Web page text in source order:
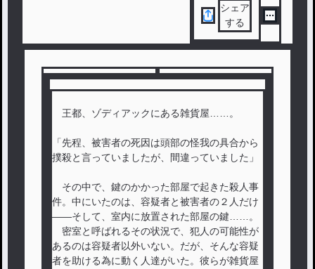
シェア
する
王都、ゾディアックにある雑貨屋……。
「先程、被害者の死因は頭部の怪我の具合から
撲殺と言っていましたが、間違っていました」
その中で、鍵のかかった部屋で起きた殺人事
件。中にいたのは、容疑者と被害者の２人だけ
――そして、室内に放置された部屋の鍵……。
密室と呼ばれるその状況で、犯人の可能性が
あるのは容疑者以外いない。だが、そんな容疑
者を助ける為に動く人達がいた。彼らが雑貨屋